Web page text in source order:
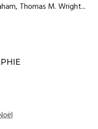
Thomas M. Wright...